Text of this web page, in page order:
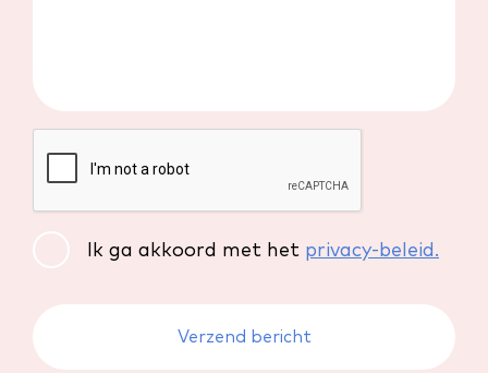
Ik ga akkoord met het privacy-beleid.